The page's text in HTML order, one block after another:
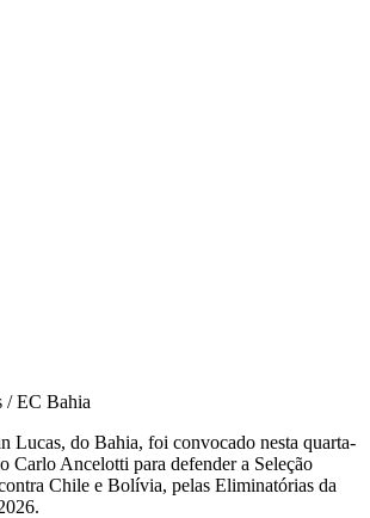
/ EC Bahia
Lucas, do Bahia, foi convocado nesta quarta-
Carlo Ancelotti para defender a Seleção
Chile e Bolívia, pelas Eliminatórias da